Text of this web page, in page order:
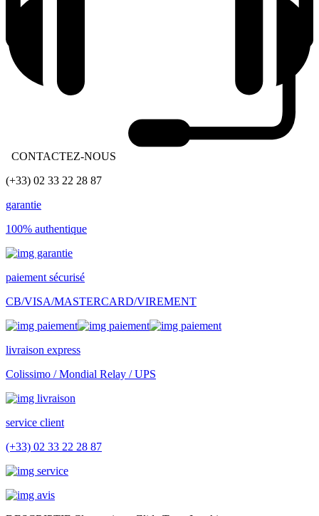
CONTACTEZ-NOUS
(+33) 02 33 22 28 87
garantie
100% authentique
paiement sécurisé
CB/VISA/MASTERCARD/VIREMENT
livraison express
Colissimo / Mondial Relay / UPS
service client
(+33) 02 33 22 28 87